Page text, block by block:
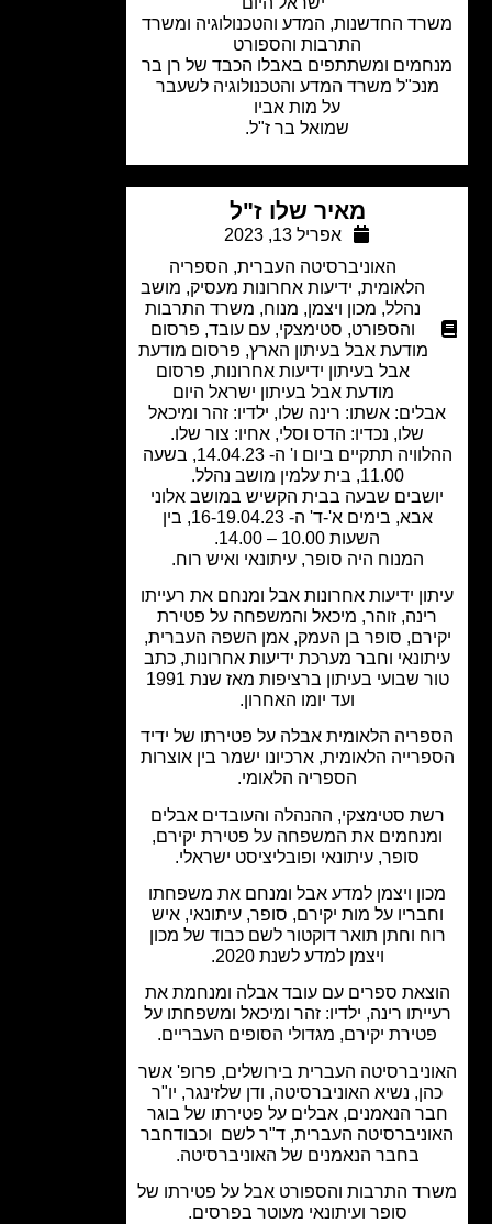
החדשנות, המדע והטכנולוגיה ומשרד
התרבות והספורט
ומשתתפים באבלו הכבד של רן בר
משרד המדע והטכנולוגיה לשעבר
על מות אביו
שמואל בר ז"ל.
מאיר שלו ז"ל
אפריל 13, 2023
האוניברסיטה העברית ,הספריה
הלאומית,ידיעות אחרונות מעסיק, מושב
מכון ויצמן,מנוח,משרד התרבות
והספורט,סטימצקי,עם עובד,פרסום
מודעת אבל בעיתון הארץ,פרסום מודעת
אבל בעיתון ידיעות אחרונות,פרסום
מודעת אבל בעיתון ישראל היום
אשתו: רינה שלו, ילדיו: זהר ומיכאל
שלו, נכדיו: הדס וסלי, אחיו: צור שלו.
ההלוויה תתקיים ביום ו' ה- 14.04.23, בשעה
שבעה בבית הקשיש במושב אלוני
אבא, בימים א'-ד' ה- 16-19.04.23, בין
המנוח היה סופר, עיתונאי ואיש רוח.
ידיעות אחרונות אבל ומנחם את רעייתו
זוהר, מיכאל והמשפחה על פטירת
סופר בן העמק, אמן השפה העברית,
וחבר מערכת ידיעות אחרונות, כתב
טור שבועי בעיתון ברציפות מאז שנת 1991
ועד יומו האחרון.
הלאומית אבלה על פטירתו של ידיד
הלאומית, ארכיונו ישמר בין אוצרות
הספריה הלאומי.
סטימצקי, ההנהלה והעובדים אבלים
את המשפחה על פטירת יקירם,
סופר, עיתונאי ופובליציסט ישראלי.
ויצמן למדע אבל ומנחם את משפחתו
על מות יקירם, סופר, עיתונאי, איש
וחתן תואר דוקטור לשם כבוד של מכון
ויצמן למדע לשנת 2020.
ספרים עם עובד אבלה ומנחמת את
רינה, ילדיו: זהר ומיכאל ומשפחתו על
יקירם, מגדולי הסופים העבריים.
העברית בירושלים, פרופ' אשר
נשיא האוניברסיטה, ודן שלזינגר, יו"ר
הנאמנים, אבלים על פטירתו של בוגר
העברית, ד"ר לשם וכבודחבר
בחבר הנאמנים של האוניברסיטה.
התרבות והספורט אבל על פטירתו של
סופר ועיתונאי מעוטר בפרסים.